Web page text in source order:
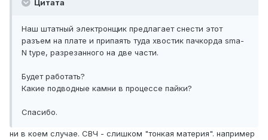
Цитата
Наш штатный электронщик предлагает снести этот
разъем на плате и припаять туда хвостик пачкорда sma-
N type, разрезанного на две части.
Будет работать?
Какие подводные камни в процессе пайки?
Спасибо.
ни в коем случае. СВЧ - слишком "тонкая материя". например